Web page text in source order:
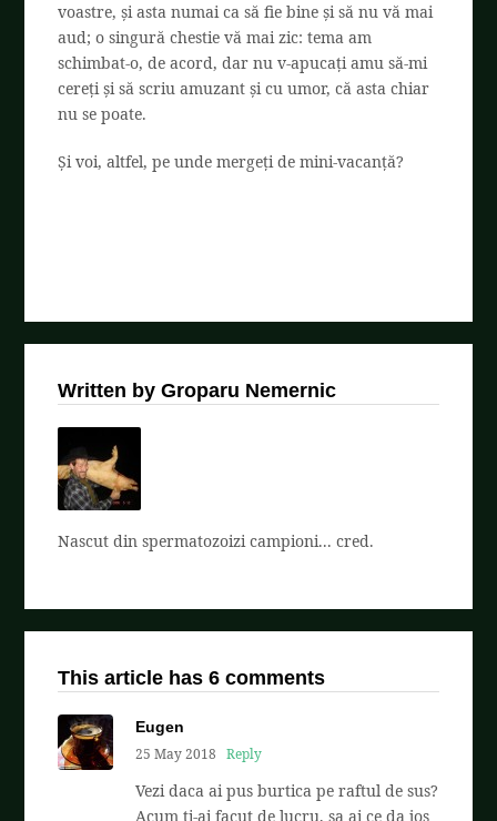
voastre, și asta numai ca să fie bine și să nu vă mai
aud; o singură chestie vă mai zic: tema am
schimbat-o, de acord, dar nu v-apucați amu să-mi
cereți și să scriu amuzant și cu umor, că asta chiar
nu se poate.
Și voi, altfel, pe unde mergeți de mini-vacanță?
Written by Groparu Nemernic
Nascut din spermatozoizi campioni... cred.
This article has 6 comments
Eugen
25 May 2018
Reply
Vezi daca ai pus burtica pe raftul de sus?
Acum ti-ai facut de lucru, sa ai ce da jos